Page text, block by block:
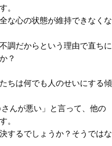
。
な心の状態が維持できなくな
調だからという理由で直ちに
？
ちは何でも人のせいにする傾
んが悪い」と言って、他の
。
するでしょうか？そうではな